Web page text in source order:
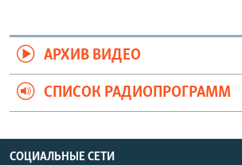
АРХИВ ВИДЕО
СПИСОК РАДИОПРОГРАММ
СОЦИАЛЬНЫЕ СЕТИ